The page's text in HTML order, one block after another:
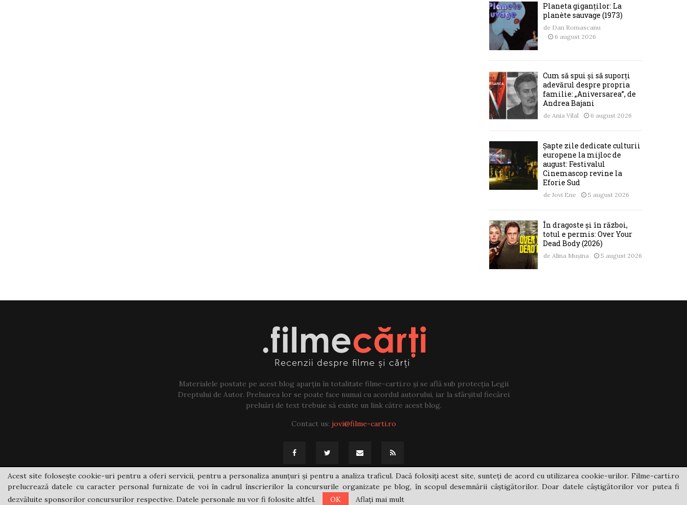
Planeta giganților: La
planète sauvage (1973)
de Dan Romascanu
6 august 2026
Cum să spui și să suporți
adevărul despre propria
familie: „Aniversarea”, de
Andrea Bajani
de Ania Vilal 6 august 2026
Șapte zile dedicate culturii
europene la mijloc de
august: Festivalul
Cinemascop revine la
Eforie Sud
de Jovi Ene 5 august 2026
În dragoste și în război,
totul e permis: Over Your
Dead Body (2026)
de Alina Mușina 5 august 2026
Materialele postate pe acest blog aparțin în totalitate filme-carti.ro și se află sub protecția Legii
Dreptului de Autor. Preluarea lor se poate face numai cu acordul autorului, iar la sfârșitul fiecărei
preluări de text trebuie să existe un link către acest blog.
Contact us: jovi@filme-carti.ro
@2021 - filme-carti.ro
Acest site folosește cookie-uri pentru a oferi servicii, pentru a personaliza anunțuri și pentru a analiza traficul. Dacă folosiți acest site, sunteți de acord cu utilizarea cookie-urilor. Filme-carti.ro
prelucrează datele cu caracter personal furnizate de voi în cadrul înscrierilor la concursurile organizate pe blog, în scopul desemnării câștigătorilor. Doar datele câștigătorilor vor putea fi
dezvăluite sponsorilor concursurilor respective. Datele personale nu vor fi folosite altfel.
OK Aflați mai mult